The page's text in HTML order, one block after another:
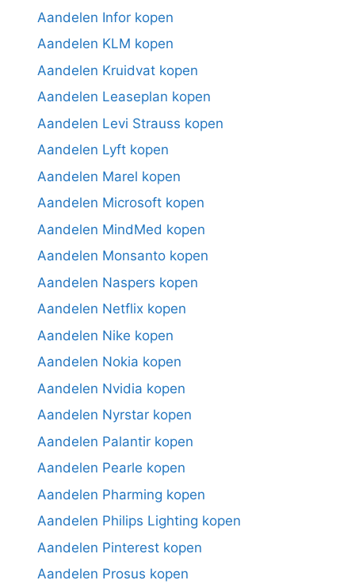
Aandelen Infor kopen
Aandelen KLM kopen
Aandelen Kruidvat kopen
Aandelen Leaseplan kopen
Aandelen Levi Strauss kopen
Aandelen Lyft kopen
Aandelen Marel kopen
Aandelen Microsoft kopen
Aandelen MindMed kopen
Aandelen Monsanto kopen
Aandelen Naspers kopen
Aandelen Netflix kopen
Aandelen Nike kopen
Aandelen Nokia kopen
Aandelen Nvidia kopen
Aandelen Nyrstar kopen
Aandelen Palantir kopen
Aandelen Pearle kopen
Aandelen Pharming kopen
Aandelen Philips Lighting kopen
Aandelen Pinterest kopen
Aandelen Prosus kopen